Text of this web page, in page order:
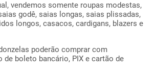
vendemos somente roupas modestas,
godê, saias longas, saias plissadas,
longos, casacos, cardigans, blazers e
poderão comprar com
de boleto bancário, PIX e cartão de